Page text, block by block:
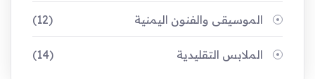
الموسيقى والفنون اليمنية (12)
الملابس التقليدية (14)